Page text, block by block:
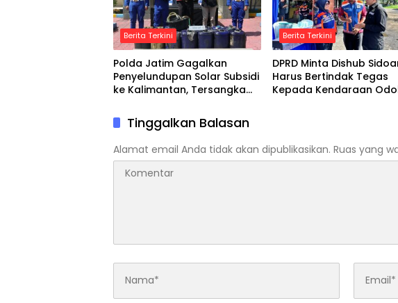
Berita Terkini
Polda Jatim Gagalkan
Penyelundupan Solar Subsidi
ke Kalimantan, Tersangka
Berita Terkini
DPRD Minta Dishub
Harus Bertindak Tegas
Kepada Kendaraan
Tinggalkan Balasan
Alamat email Anda tidak akan dipublikasikan. Ruas yang